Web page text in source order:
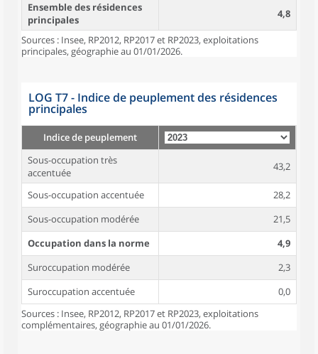
Ensemble des résidences
principales
4,8
Sources : Insee, RP2012, RP2017 et RP2023, exploitations
principales, géographie au 01/01/2026.
LOG T7 - Indice de peuplement des résidences
principales
Indice de peuplement
Sous-occupation très
accentuée
43,2
Sous-occupation accentuée
28,2
Sous-occupation modérée
21,5
Occupation dans la norme
4,9
Suroccupation modérée
2,3
Suroccupation accentuée
0,0
Sources : Insee, RP2012, RP2017 et RP2023, exploitations
complémentaires, géographie au 01/01/2026.